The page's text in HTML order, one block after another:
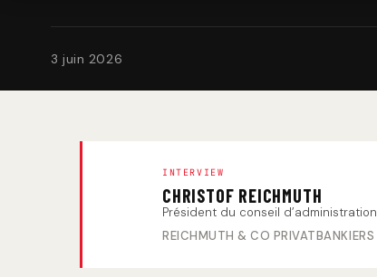
3 juin 2026
INTERVIEW
CHRISTOF REICHMUTH
Président du conseil d’administration
REICHMUTH & CO PRIVATBANKIERS